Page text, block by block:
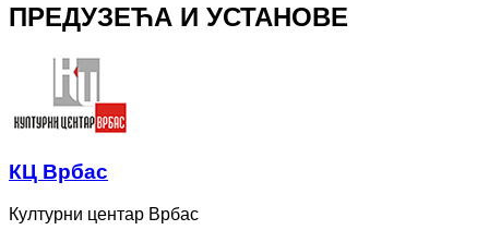
ПРЕДУЗЕЋА И УСТАНОВЕ
КЦ Врбас
Културни центар Врбас